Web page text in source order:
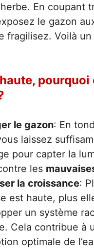
En coupant
le gazon
fragilisez. Voilà
pourquoi
le gazon: En
laissez
pour capter la
les
la croissance:
est haute, plus
un système
Cela contribue à
optimale de